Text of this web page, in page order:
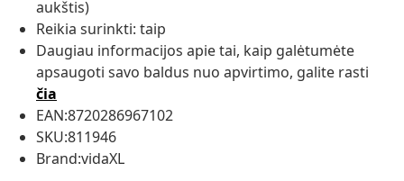
aukštis)
Reikia surinkti: taip
Daugiau informacijos apie tai, kaip galėtumėte
apsaugoti savo baldus nuo apvirtimo, galite rasti
čia
EAN:8720286967102
SKU:811946
Brand:vidaXL